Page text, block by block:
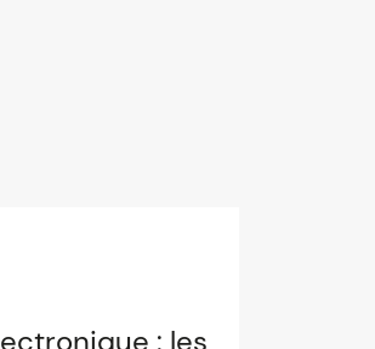
: les